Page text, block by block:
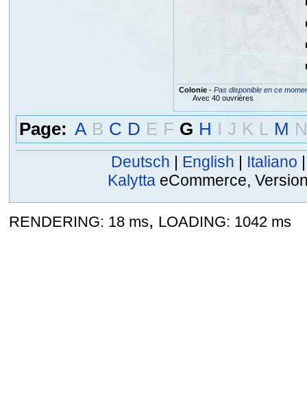
Colonie- Pas disponible en ce
Avec 40 ouvrières
Page: A B C D E F G H I J K L M N
Deutsch English Italiano
Kalytta eCommerce,
RENDERING: 18 ms, LOADING: 1042 ms